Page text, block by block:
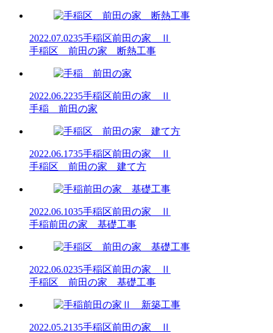
2022.07.0235手稲区前田の家 Ⅱ
手稲区 前田の家 断熱工事
2022.06.2235手稲区前田の家 Ⅱ
手稲 前田の家
2022.06.1735手稲区前田の家 Ⅱ
手稲区 前田の家 建て方
2022.06.1035手稲区前田の家 Ⅱ
手稲前田の家 基礎工事
2022.06.0235手稲区前田の家 Ⅱ
手稲区 前田の家 基礎工事
2022.05.2135手稲区前田の家 Ⅱ